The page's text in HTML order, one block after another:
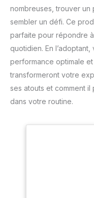
nombreuses, trouver
sembler un défi. Ce
parfaite pour répondre
quotidien. En
performance optimale et
transformeront votre
ses atouts et comment
dans votre routine.